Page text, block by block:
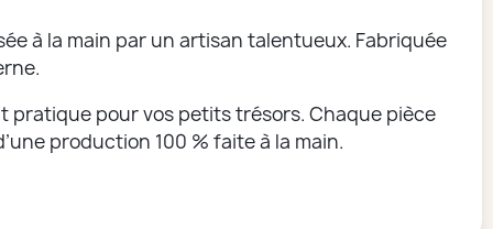
à la main par un artisan talentueux. Fabriquée
pour vos petits trésors. Chaque pièce
production 100 % faite à la main.